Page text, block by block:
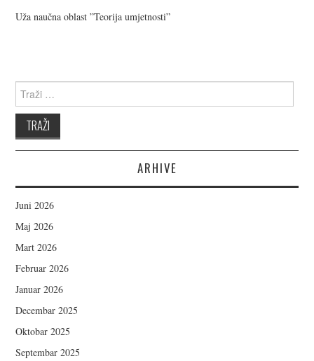
KONTAKT INFORMACIJE
SILABUSI
Uža naučna oblast ”Teorija umjetnosti”
Search for:
ARHIVE
Juni 2026
Maj 2026
Mart 2026
Februar 2026
Januar 2026
Decembar 2025
Oktobar 2025
Septembar 2025